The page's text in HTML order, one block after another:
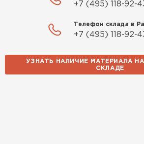
+7 (495) 118-92-
Телефон склада в
+7 (495) 118-92-
УЗНАТЬ НАЛИЧИЕ МАТЕРИАЛА
СКЛАДЕ